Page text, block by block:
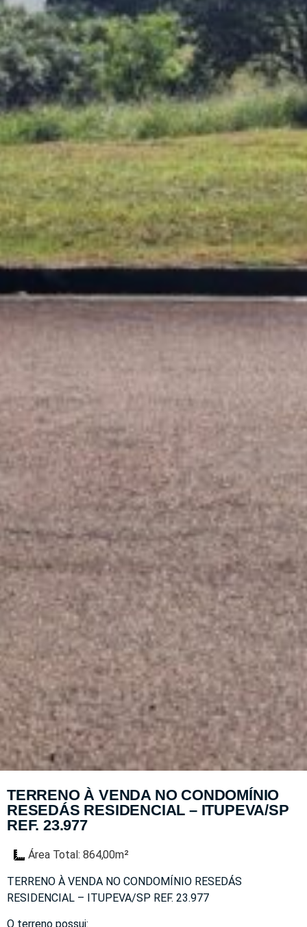
TERRENO À VENDA NO CONDOMÍNIO
RESEDÁS RESIDENCIAL – ITUPEVA/SP
REF. 23.977
Área Total: 864,00m²
TERRENO À VENDA NO CONDOMÍNIO RESEDÁS
RESIDENCIAL – ITUPEVA/SP REF. 23.977
O terreno possui: